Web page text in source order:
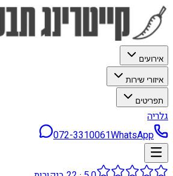
אירועים
איזורי שירות
תפריטים
גלריה
072-3310061WhatsApp